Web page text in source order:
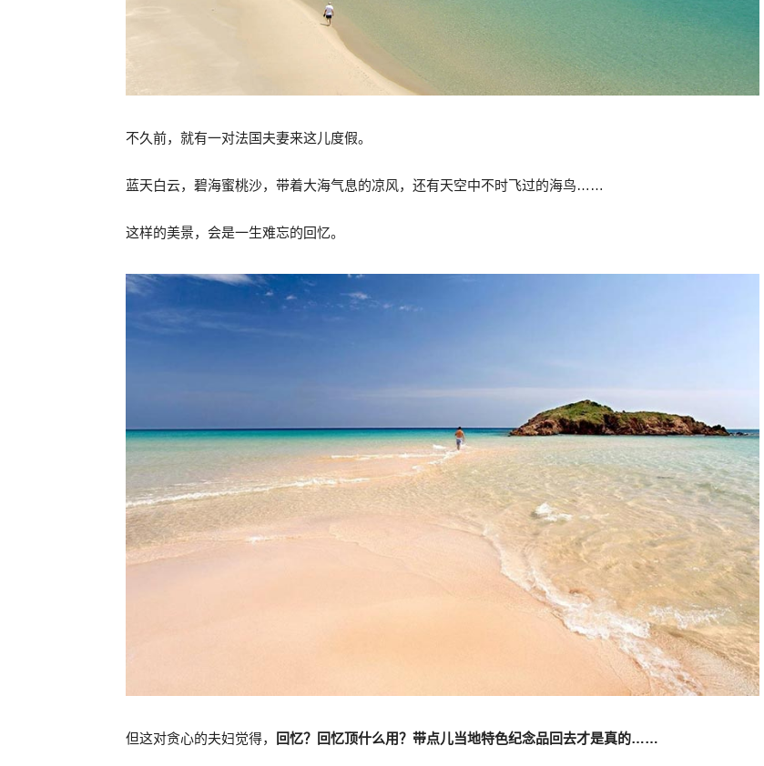
不久前，就有一对法国夫妻来这儿度假。
蓝天白云，碧海蜜桃沙，带着大海气息的凉风，还有天空中不时飞过的海鸟……
这样的美景，会是一生难忘的回忆。
但这对贪心的夫妇觉得， 回忆？回忆顶什么用？带点儿当地特色纪念品回去才是真的……